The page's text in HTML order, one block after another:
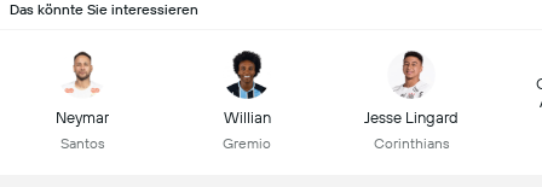
Das könnte Sie interessieren
Neymar
Santos
Willian
Gremio
Jesse Lingard
Corinthians